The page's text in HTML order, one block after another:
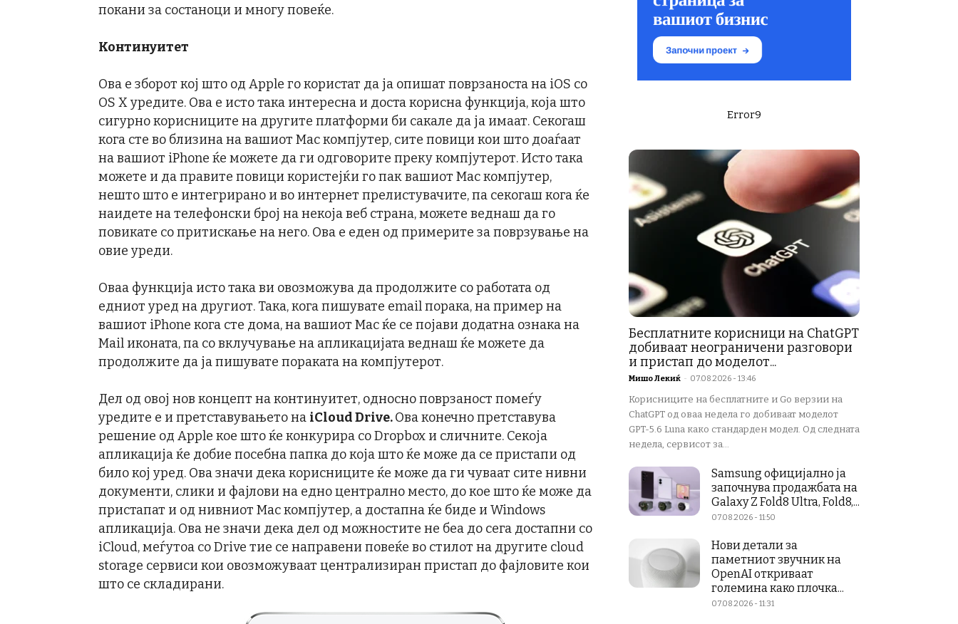
покани за состаноци и многу повеќе.
Континуитет
Ова е зборот кој што од Apple го користат да ја опишат поврзаноста на iOS со
OS X уредите. Ова е исто така интересна и доста корисна функција, која што
сигурно корисниците на другите платформи би сакале да ја имаат. Секогаш
кога сте во близина на вашиот Mac компјутер, сите повици кои што доаѓаат
на вашиот iPhone ќе можете да ги одговорите преку компјутерот. Исто така
можете и да правите повици користејќи го пак вашиот Mac компјутер,
нешто што е интегрирано и во интернет прелистувачите, па секогаш кога ќе
наидете на телефонски број на некоја веб страна, можете веднаш да го
повикате со притискање на него. Ова е еден од примерите за поврзување на
овие уреди.
Оваа функција исто така ви овозможува да продолжите со работата од
едниот уред на другиот. Така, кога пишувате email порака, на пример на
вашиот iPhone кога сте дома, на вашиот Mac ќе се појави додатна ознака на
Mail иконата, па со вклучување на апликацијата веднаш ќе можете да
продолжите да ја пишувате пораката на компјутерот.
Дел од овој нов концепт на континуитет, односно поврзаност помеѓу
уредите е и претставувањето на iCloud Drive.Ова конечно претставува
решение од Apple кое што ќе конкурира со Dropbox и сличните. Секоја
апликација ќе добие посебна папка до која што ќе може да се пристапи од
било кој уред. Ова значи дека корисниците ќе може да ги чуваат сите нивни
документи, слики и фајлови на едно централно место, до кое што ќе може да
пристапат и од нивниот Mac компјутер, а достапна ќе биде и Windows
апликација. Ова не значи дека дел од можностите не беа до сега достапни со
iCloud, меѓутоа со Drive тие се направени повеќе во стилот на другите cloud
storage сервиси кои овозможуваат централизиран пристап до фајловите кои
што се складирани.
Error9
Бесплатните корисници на ChatGPT
добиваат неограничени разговори
и пристап до моделот...
Мишо Лекиќ - 07.08.2026 - 13:46
Корисниците на бесплатните и Go верзии на
ChatGPT од оваа недела го добиваат моделот
GPT-5.6 Luna како стандарден модел. Од следната
недела, сервисот за...
Samsung официјално ја
започнува продажбата на
Galaxy Z Fold8 Ultra, Fold8,...
07.08.2026 - 11:50
Нови детали за
паметниот звучник на
OpenAI откриваат
големина како плочка...
07.08.2026 - 11:31